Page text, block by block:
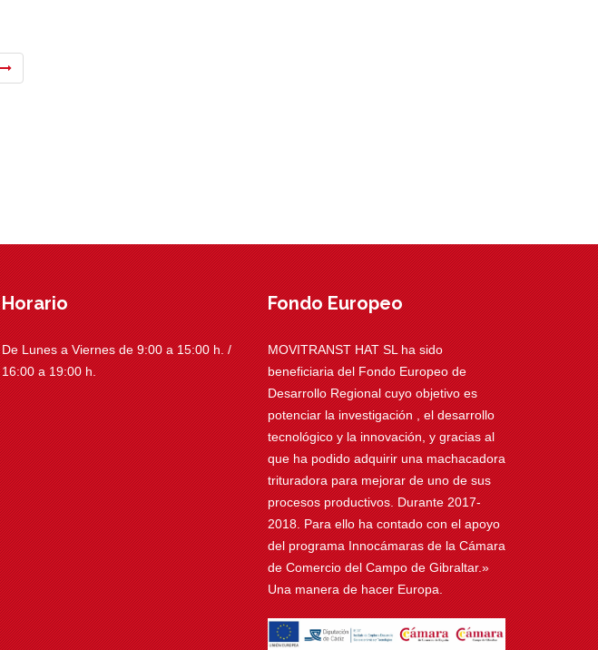
Horario
De Lunes a Viernes de 9:00 a 15:00 h. /
16:00 a 19:00 h.
Fondo Europeo
MOVITRANST HAT SL ha sido
beneficiaria del Fondo Europeo de
Desarrollo Regional cuyo objetivo es
potenciar la investigación , el desarrollo
tecnológico y la innovación, y gracias al
que ha podido adquirir una machacadora
trituradora para mejorar de uno de sus
procesos productivos. Durante 2017-
2018. Para ello ha contado con el apoyo
del programa Innocámaras de la Cámara
de Comercio del Campo de Gibraltar.»
Una manera de hacer Europa.